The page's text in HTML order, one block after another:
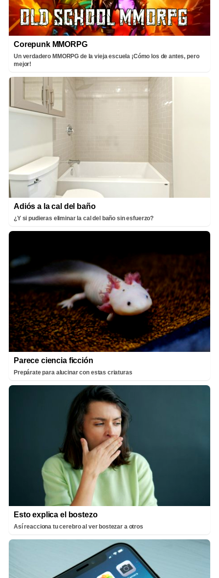
Corepunk MMORPG
Un verdadero MMORPG de la vieja escuela ¡Cómo los de antes, pero
mejor!
Adiós a la cal del baño
¿Y si pudieras eliminar la cal del baño sin esfuerzo?
Parece ciencia ficción
Prepárate para alucinar con estas criaturas
Esto explica el bostezo
Así reacciona tu cerebro al ver bostezar a otros